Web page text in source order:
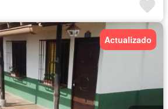
Actualizado